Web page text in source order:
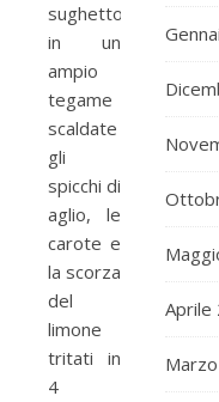
sughetto:
in un
ampio
tegame
scaldate
gli
spicchi di
aglio, le
carote e
la scorza
del
limone
tritati in
4
Aprile